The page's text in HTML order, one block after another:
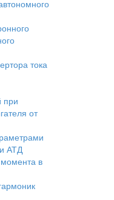
тока
при
от
АТД
в